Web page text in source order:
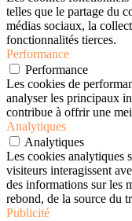
telles que le partage du
médias sociaux, la
fonctionnalités tierces.
Performance
Performance
Les cookies de
analyser les principaux
contribue à offrir une
Analytiques
Analytiques
Les cookies analytiques
visiteurs interagissent
des informations sur les
rebond, de la source du
Publicité